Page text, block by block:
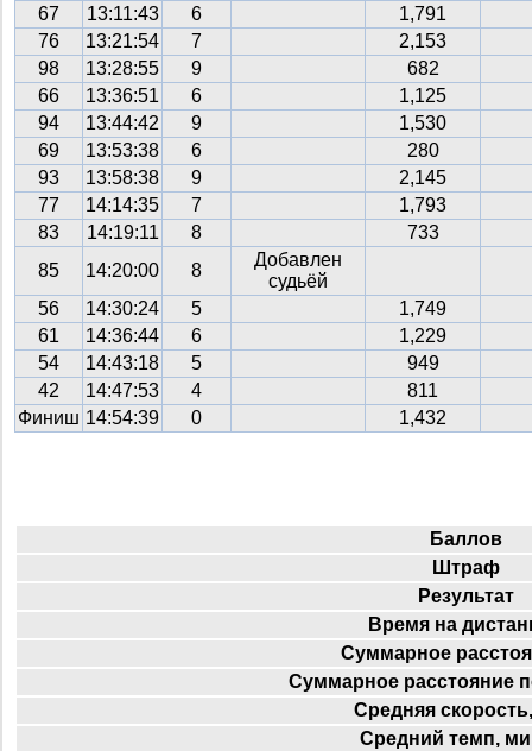
67
13:11:43 6
1,791
76
13:21:54 7
2,153
98
13:28:55 9
682
66
13:36:51 6
1,125
94
13:44:42 9
1,530
69
13:53:38 6
280
93
13:58:38 9
2,145
77
14:14:35 7
1,793
83
14:19:11 8
733
85
14:20:00 8
Добавлен
судьёй
56
14:30:24 5
1,749
61
14:36:44 6
1,229
54
14:43:18 5
949
42
14:47:53 4
811
Финиш 14:54:39 0 1,432
Баллов
Штраф
Результат
Время на
Суммарное
Суммарное расстояние
Средняя
Средний темп,